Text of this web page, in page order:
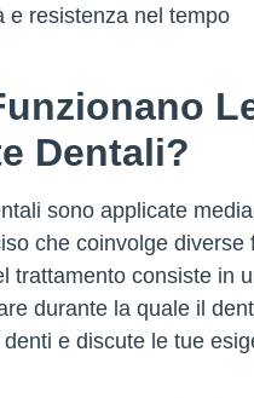
e resistenza nel tempo
Dentali?
sono applicate
che coinvolge diverse
trattamento consiste in
durante la quale il
e discute le tue